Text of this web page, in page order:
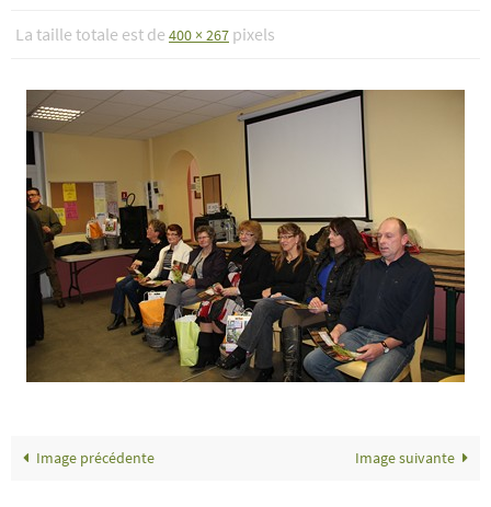
La taille totale est de 400 × 267 pixels
Image précédente Image suivante